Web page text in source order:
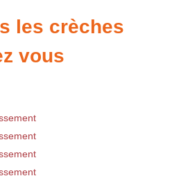
les crèches
vous